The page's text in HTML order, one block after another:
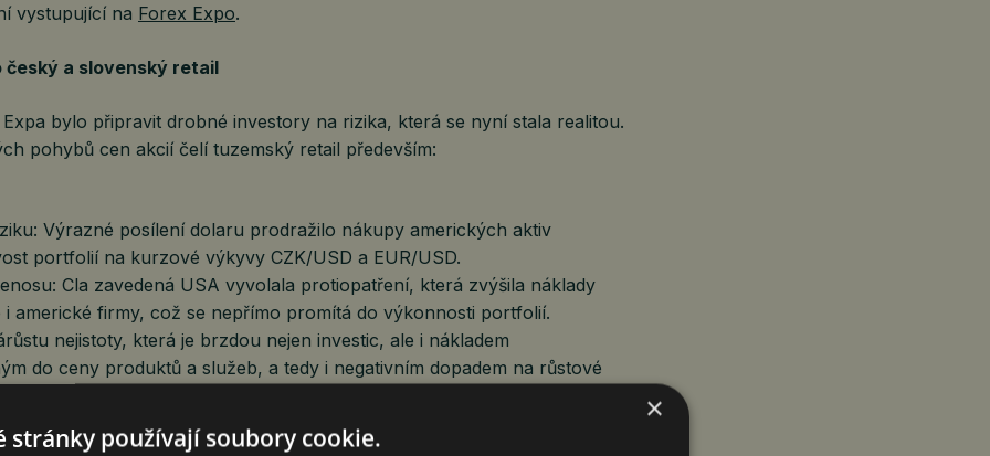
vystupující na Forex Expo.
český a slovenský retail
bylo připravit drobné investory na rizika, která se nyní stala realitou.
pohybů cen akcií čelí tuzemský retail především:
Výrazné posílení dolaru prodražilo nákupy amerických aktiv
portfolií na kurzové výkyvy CZK/USD a EUR/USD.
Cla zavedená USA vyvolala protiopatření, která zvýšila náklady
americké firmy, což se nepřímo promítá do výkonnosti portfolií.
nejistoty, která je brzdou nejen investic, ale i nákladem
do ceny produktů a služeb, a tedy i negativním dopadem na růstové
jsou stále nejlepší volbou, ale s podmínkou
×
stránky používají soubory cookie.